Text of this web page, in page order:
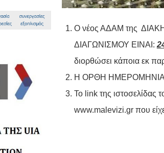
Ο νέος ΑΔΑΜ της
ΔΙΑΓΩΝΙΣΜΟΥ ΕΙΝΑΙ:
διορθώσει κάποια εκ
Η ΟΡΘΗ ΗΜΕΡΟΜΗΝΙΑ
To link της ιστοσελίδας
www.malevizi.grπου